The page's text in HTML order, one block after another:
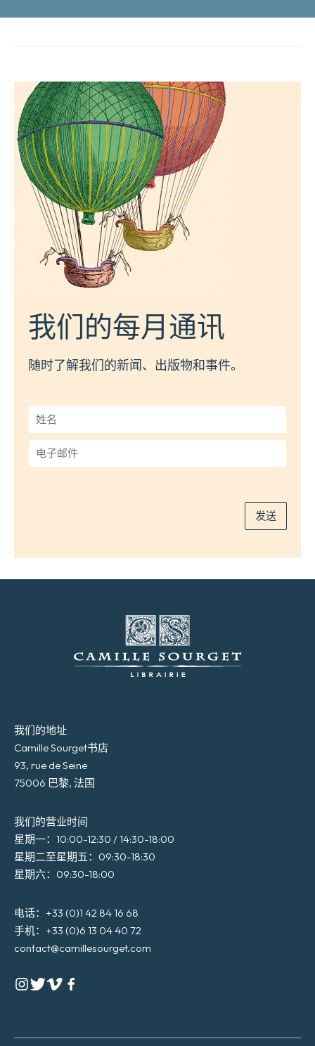
我们的每月通讯
随时了解我们的新闻、出版物和事件。
姓
名
*
子
发送
我们的地址
Camille Sourget书店
93, rue de Seine
75006 巴黎, 法国
我们的营业时间
星期一：10:00-12:30 / 14:30-18:00
星期二至星期五：09:30-18:30
星期六：09:30-18:00
电话：+33 (0)1 42 84 16 68
手机：+33 (0)6 13 04 40 72
contact@camillesourget.com